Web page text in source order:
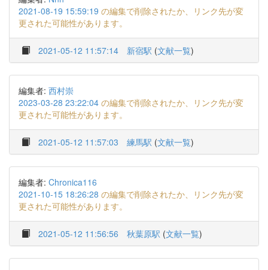
2021-08-19 15:59:19 の編集で削除されたか、リンク先が変
更された可能性があります。
2021-05-12 11:57:14 新宿駅 (文献一覧)
編集者: 西村崇
2023-03-28 23:22:04 の編集で削除されたか、リンク先が変
更された可能性があります。
2021-05-12 11:57:03 練馬駅 (文献一覧)
編集者: Chronica116
2021-10-15 18:26:28 の編集で削除されたか、リンク先が変
更された可能性があります。
2021-05-12 11:56:56 秋葉原駅 (文献一覧)